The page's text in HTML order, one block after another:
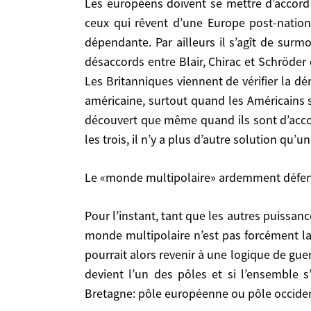
ceux qui rêvent d’une Europe post-
dépendante. Par ailleurs il s’agît de
désaccords entre Blair, Chirac et
Les Britanniques viennent de vérifier la
américaine, surtout quand les Américains
découvert que même quand ils sont
les trois, il n’y a plus d’autre solution
Le «monde multipolaire» ardemment
Pour l’instant, tant que les autres puissances n’ont ni le poids ni la liberté de manœuvre des Etats-Unis, c’est un slogan ou un objectif. De plus, un
monde multipolaire n’est pas forcément
pourrait alors revenir à une logique de
devient l’un des pôles et si l’ensemble
Bretagne: pôle européenne ou pôle
eux, cela ne suffit plus à entraîner
européenne de partenariat et d’autonomie.
Le «monde multipolaire» ardemment défendu
multipolaire n’est pas forcément la panacée
revenir à une logique de guerre froide avec
et si l’ensemble s’articulait avec un système
nations. Mais c’est aussi leur force. C’est une
Revenons à la l’Europe puissance. Si je vous